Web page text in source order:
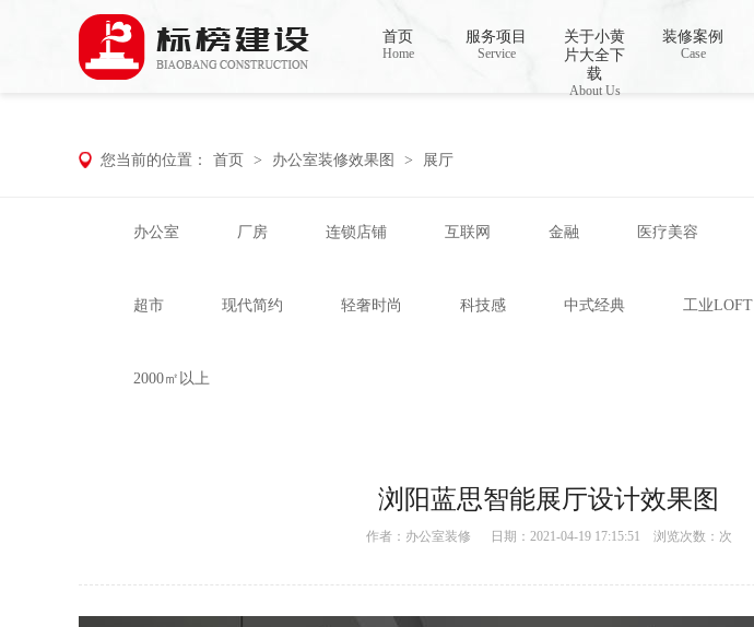
小黄片大全下载,小黄片应用下载,小黄片短视频,下载小黄片免费
首页
Home
服务项目
Service
关于小黄
片大全下
载
About Us
装修案例
Case
您当前的位置： 首页 > 办公室装修效果图 > 展厅
办公室 厂房 连锁店铺 互联网 金融 医疗美容
超市 现代简约 轻奢时尚 科技感 中式经典 工业LOFT
2000㎡以上
浏阳蓝思智能展厅设计效果图
作者： 办公室装修 日期：2021-04-19 17:15:51 浏览次数： 次